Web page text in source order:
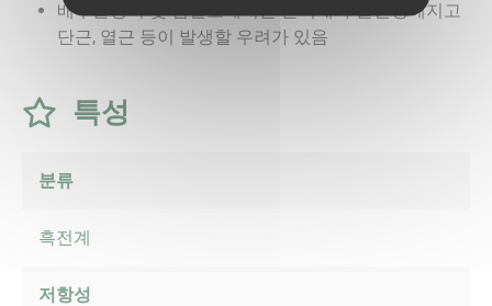
배수불량지 및 점질토에서는 근비대가 불안정해지고
단근, 열근 등이 발생할 우려가 있음
특성
분류
흑전계
저항성